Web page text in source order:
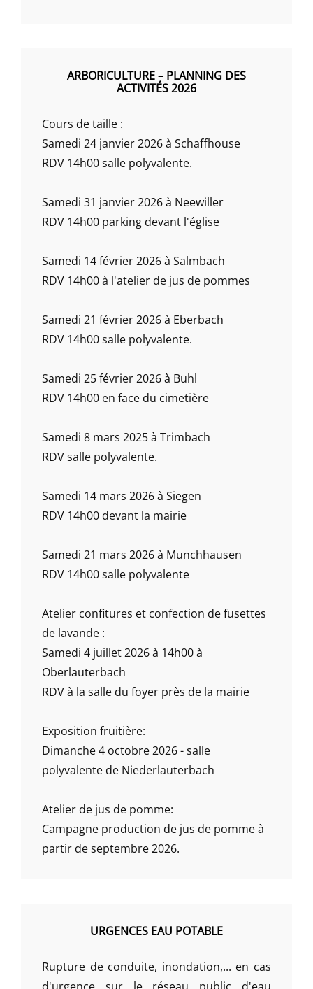
ARBORICULTURE – PLANNING DES
ACTIVITÉS 2026
Cours de taille :
Samedi 24 janvier 2026 à Schaffhouse
RDV 14h00 salle polyvalente.
Samedi 31 janvier 2026 à Neewiller
RDV 14h00 parking devant l'église
Samedi 14 février 2026 à Salmbach
RDV 14h00 à l'atelier de jus de pommes
Samedi 21 février 2026 à Eberbach
RDV 14h00 salle polyvalente.
Samedi 25 février 2026 à Buhl
RDV 14h00 en face du cimetière
Samedi 8 mars 2025 à Trimbach
RDV salle polyvalente.
Samedi 14 mars 2026 à Siegen
RDV 14h00 devant la mairie
Samedi 21 mars 2026 à Munchhausen
RDV 14h00 salle polyvalente
Atelier confitures et confection de fusettes
de lavande :
Samedi 4 juillet 2026 à 14h00 à
Oberlauterbach
RDV à la salle du foyer près de la mairie
Exposition fruitière:
Dimanche 4 octobre 2026 - salle
polyvalente de Niederlauterbach
Atelier de jus de pomme:
Campagne production de jus de pomme à
partir de septembre 2026.
URGENCES EAU POTABLE
Rupture de conduite, inondation,... en cas